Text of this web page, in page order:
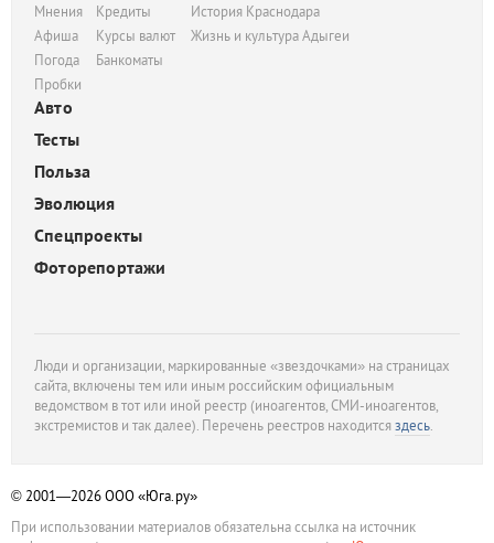
Мнения
Афиша
Погода
Пробки
Кредиты
Курсы валют
Банкоматы
История Краснодара
Жизнь и культура Адыгеи
Авто
Тесты
Польза
Эволюция
Спецпроекты
Фоторепортажи
Люди и организации, маркированные «звездочками» на страницах
сайта, включены тем или иным российским официальным
ведомством в тот или иной реестр (иноагентов, СМИ-иноагентов,
экстремистов и так далее). Перечень реестров находитсяздесь.
© 2001—2026ООО «Юга.ру»
При использовании материалов обязательна ссылка на источник